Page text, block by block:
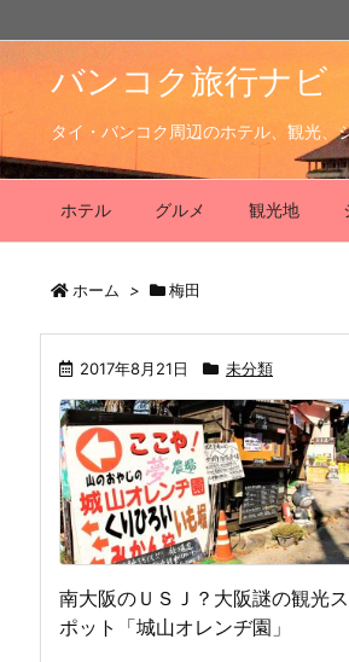
バンコク旅行ナビ
タイ・バンコク周辺のホテル、観光
ホテル グルメ 観光地
ホーム > 梅田
2017年8月21日 未分類
南大阪のＵＳＪ？大阪謎の観光ス
ポット「城山オレンヂ園」